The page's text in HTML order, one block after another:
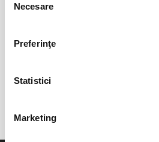
consimțământului
Necesare
Preferinţe
Statistici
Marketing